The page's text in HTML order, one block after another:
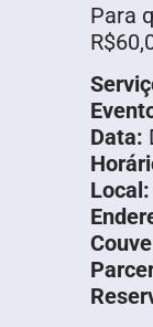
Para
Data:
Local: